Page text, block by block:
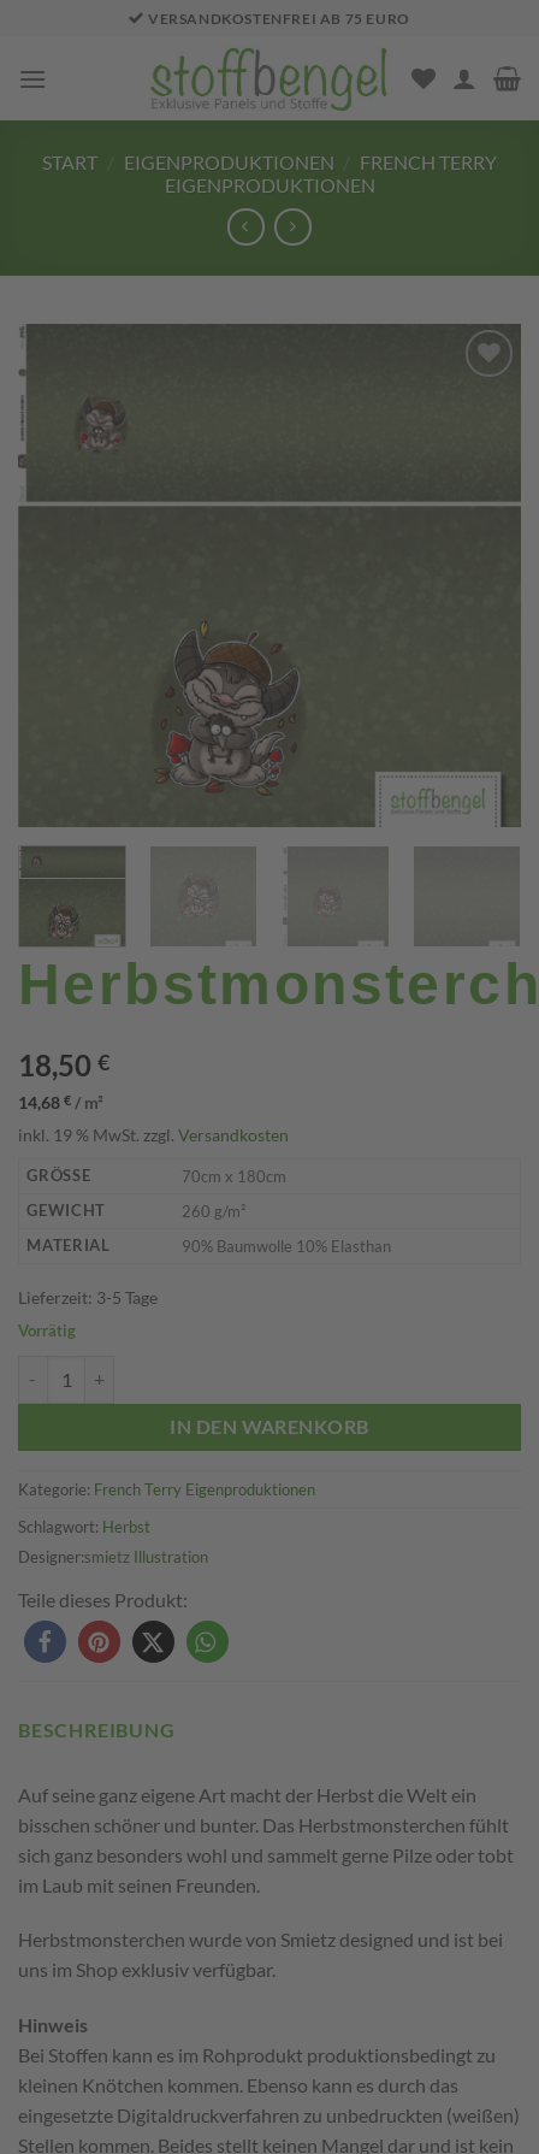
springen
VERSANDKOSTENFREI AB 75 EURO
START EIGENPRODUKTIONEN
FRENCH TERRY
EIGENPRODUKTIONEN
18,50 €
14,68 € / m²
inkl. 19 % MwSt. zzgl. Versandkosten
GRÖSSE
70cm x 180cm
GEWICHT
260 g/m²
MATERIAL
90% Baumwolle 10% Elasthan
Lieferzeit: 3-5 Tage
Vorrätig
IN DEN WARENKORB
Kategorie: French Terry Eigenproduktionen
Schlagwort: Herbst
smietz Illustration
Teile dieses Produkt:
BESCHREIBUNG
Auf seine ganz eigene Art macht der Herbst die Welt ein
bisschen schöner und bunter. Das Herbstmonsterchen fühlt
sich ganz besonders wohl und sammelt gerne Pilze oder tobt
im Laub mit seinen Freunden.
Herbstmonsterchen wurde von Smietz designed und ist bei
uns im Shop exklusiv verfügbar.
Hinweis
Bei Stoffen kann es im Rohprodukt produktionsbedingt zu
kleinen Knötchen kommen. Ebenso kann es durch das
eingesetzte Digitaldruckverfahren zu unbedruckten (weißen)
Stellen kommen. Beides stellt keinen Mangel dar und ist kein